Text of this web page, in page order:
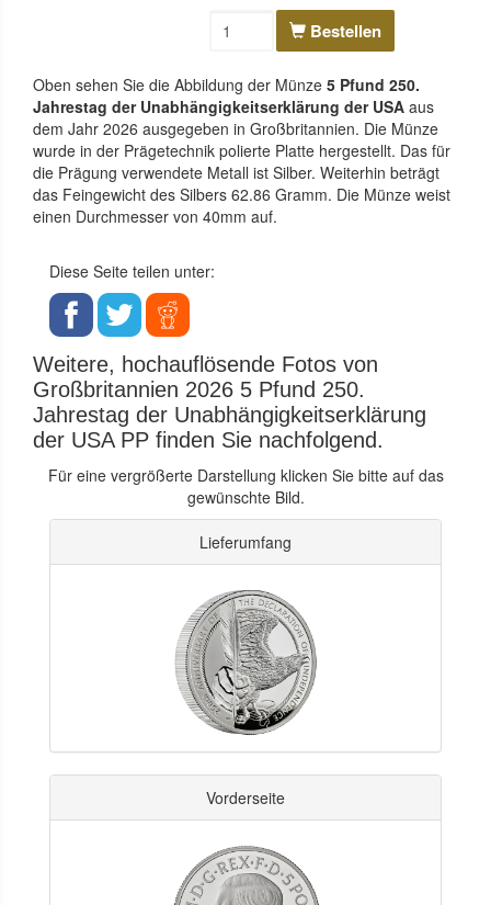
Bestellen
Oben sehen Sie die Abbildung der Münze 5 Pfund 250.
Jahrestag der Unabhängigkeitserklärung der USA aus
dem Jahr 2026 ausgegeben in Großbritannien. Die Münze
wurde in der Prägetechnik polierte Platte hergestellt. Das für
die Prägung verwendete Metall ist Silber. Weiterhin beträgt
das Feingewicht des Silbers 62.86 Gramm. Die Münze weist
einen Durchmesser von 40mm auf.
Diese Seite teilen unter:
Weitere, hochauflösende Fotos von
Großbritannien 2026 5 Pfund 250.
Jahrestag der Unabhängigkeitserklärung
der USA PP finden Sie nachfolgend.
Für eine vergrößerte Darstellung klicken Sie bitte auf das
gewünschte Bild.
Lieferumfang
Vorderseite